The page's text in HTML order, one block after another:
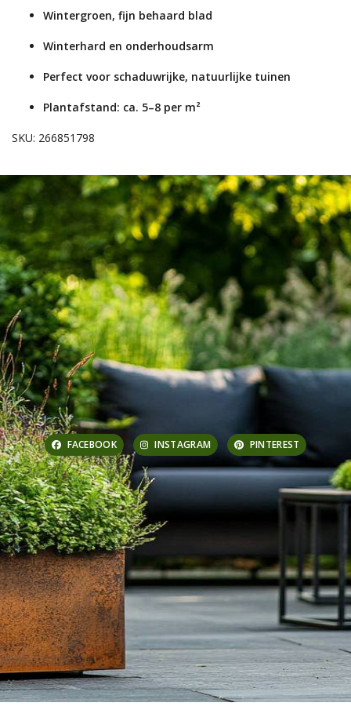
Wintergroen, fijn behaard blad
Winterhard en onderhoudsarm
Perfect voor schaduwrijke, natuurlijke tuinen
Plantafstand: ca. 5–8 per m²
SKU: 266851798
FACEBOOK INSTAGRAM PINTEREST